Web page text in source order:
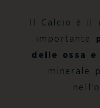
Il Calcio è il
importante
delle ossa e
minerale